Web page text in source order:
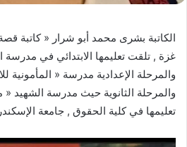
الكاتبة بشرى محمد أبو شرار « كاتبة
غزة , تلقت تعليمها الابتدائي في مدرسة
والمرحلة الإعدادية مدرسة « المأمونية
والمرحلة الثانوية حيث مدرسة
تعليمها في كلية الحقوق , جامعة